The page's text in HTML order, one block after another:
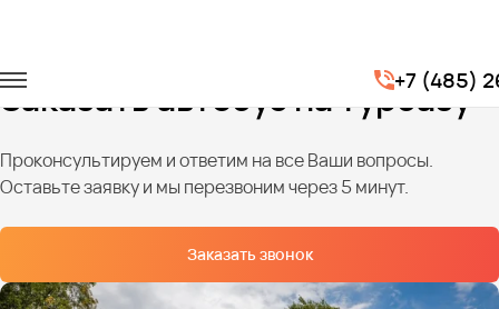
+7 (485)
Заказать автобус на турбазу
Проконсультируем и ответим на все Ваши вопросы.
Оставьте заявку и мы перезвоним через 5 минут.
Заказать звонок